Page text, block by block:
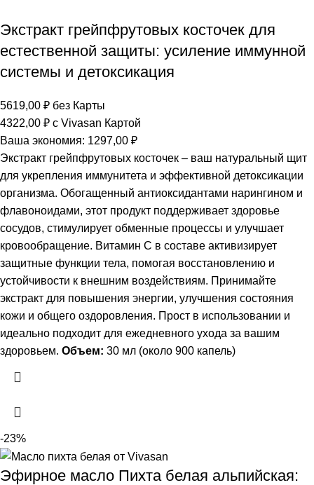
Экстракт грейпфрутовых косточек для
естественной защиты: усиление иммунной
системы и детоксикация
5619,00 ₽ без Карты
4322,00 ₽ с Vivasan Картой
Ваша экономия: 1297,00 ₽
Экстракт грейпфрутовых косточек – ваш натуральный щит
для укрепления иммунитета и эффективной детоксикации
организма. Обогащенный антиоксидантами нарингином и
флавоноидами, этот продукт поддерживает здоровье
сосудов, стимулирует обменные процессы и улучшает
кровообращение. Витамин С в составе активизирует
защитные функции тела, помогая восстановлению и
устойчивости к внешним воздействиям. Принимайте
экстракт для повышения энергии, улучшения состояния
кожи и общего оздоровления. Прост в использовании и
идеально подходит для ежедневного ухода за вашим
здоровьем. Объем: 30 мл (около 900 капель)
-23%
Эфирное масло Пихта белая альпийская: